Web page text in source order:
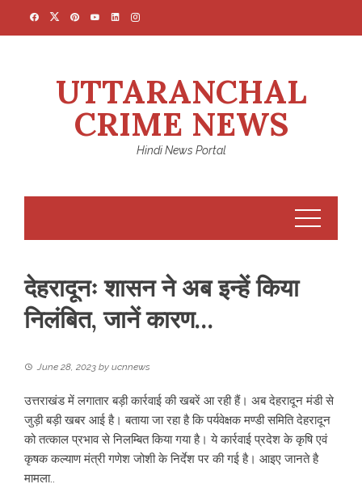
UTTARANCHAL
CRIME NEWS
Hindi News Portal
देहरादूनः शासन ने अब इन्हें किया
निलंबित, जानें कारण…
June 28, 2023 by ucnnews
उत्तराखंड में लगातार बड़ी कार्रवाई की खबरें आ रही हैं। अब देहरादून मंडी से
जुड़ी बड़ी खबर आई है। बताया जा रहा है कि पर्यवेक्षक मण्डी समिति देहरादून
को तत्काल प्रभाव से निलम्बित किया गया है। ये कार्रवाई प्रदेश के कृषि एवं
कृषक कल्याण मंत्री गणेश जोशी के निर्देश पर की गई है। आइए जानते है
मामला..